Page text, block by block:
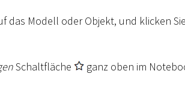
das Modell oder Objekt, und klicken
Schaltfläche
ganz oben im